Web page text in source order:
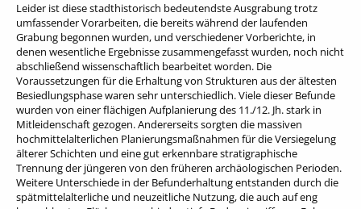
Leider ist diese stadthistorisch bedeutendste Ausgrabung trotz
umfassender Vorarbeiten, die bereits während der laufenden
Grabung begonnen wurden, und verschiedener Vorberichte, in
denen wesentliche Ergebnisse zusammengefasst wurden, noch nicht
abschließend wissenschaftlich bearbeitet worden. Die
Voraussetzungen für die Erhaltung von Strukturen aus der ältesten
Besiedlungsphase waren sehr unterschiedlich. Viele dieser Befunde
wurden von einer flächigen Aufplanierung des 11./12. Jh. stark in
Mitleidenschaft gezogen. Andererseits sorgten die massiven
hochmittelalterlichen Planierungsmaßnahmen für die Versiegelung
älterer Schichten und eine gut erkennbare stratigraphische
Trennung der jüngeren von den früheren archäologischen Perioden.
Weitere Unterschiede in der Befunderhaltung entstanden durch die
spätmittelalterliche und neuzeitliche Nutzung, die auch auf eng